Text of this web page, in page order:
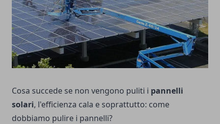
Cosa succede se non vengono puliti i pannelli
solari, l'efficienza cala e soprattutto: come
dobbiamo pulire i pannelli?